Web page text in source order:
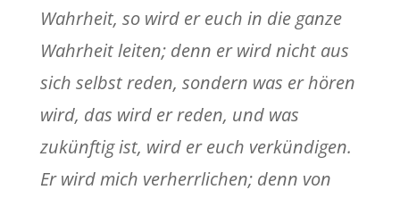
Wahrheit, so wird er euch in die ganze
Wahrheit leiten; denn er wird nicht aus
sich selbst reden, sondern was er hören
wird, das wird er reden, und was
zukünftig ist, wird er euch verkündigen.
Er wird mich verherrlichen; denn von